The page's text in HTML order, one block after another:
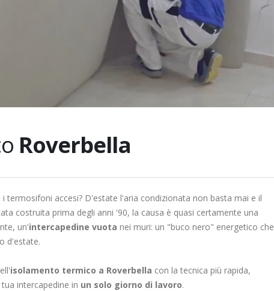
Roverbella
i termosifoni accesi? D'estate l'aria condizionata non basta mai e il
costruita prima degli anni '90, la causa è quasi certamente una
un'intercapedine vuota nei muri: un "buco nero" energetico che
d'estate.
isolamento termico a Roverbella con la tecnica più rapida,
intercapedine in un solo giorno di lavoro.